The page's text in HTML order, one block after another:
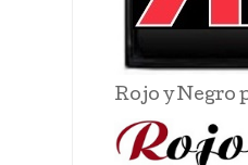
Rojo y Negro